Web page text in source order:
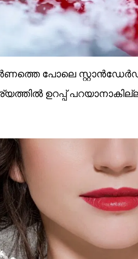
പോലെ സ്റ്റാന്‍ഡേര്‍ഡ്
ഉറപ്പ്